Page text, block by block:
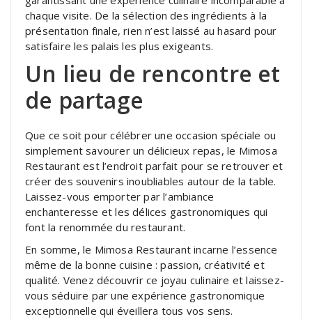
chaque visite. De la sélection des ingrédients à la
présentation finale, rien n’est laissé au hasard pour
satisfaire les palais les plus exigeants.
Un lieu de rencontre et
de partage
Que ce soit pour célébrer une occasion spéciale ou
simplement savourer un délicieux repas, le Mimosa
Restaurant est l’endroit parfait pour se retrouver et
créer des souvenirs inoubliables autour de la table.
Laissez-vous emporter par l’ambiance
enchanteresse et les délices gastronomiques qui
font la renommée du restaurant.
En somme, le Mimosa Restaurant incarne l’essence
même de la bonne cuisine : passion, créativité et
qualité. Venez découvrir ce joyau culinaire et laissez-
vous séduire par une expérience gastronomique
exceptionnelle qui éveillera tous vos sens.